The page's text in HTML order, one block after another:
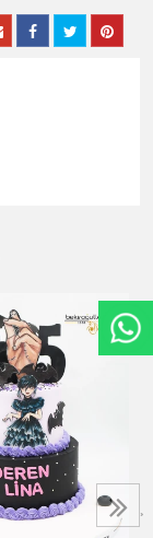
›